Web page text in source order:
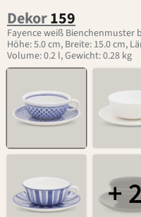
Dekor159
Fayence weiß Bienchenmuster
Höhe: 5.0 cm, Breite: 15.0 cm,
Volume: 0.2 l, Gewicht: 0.28 kg
+